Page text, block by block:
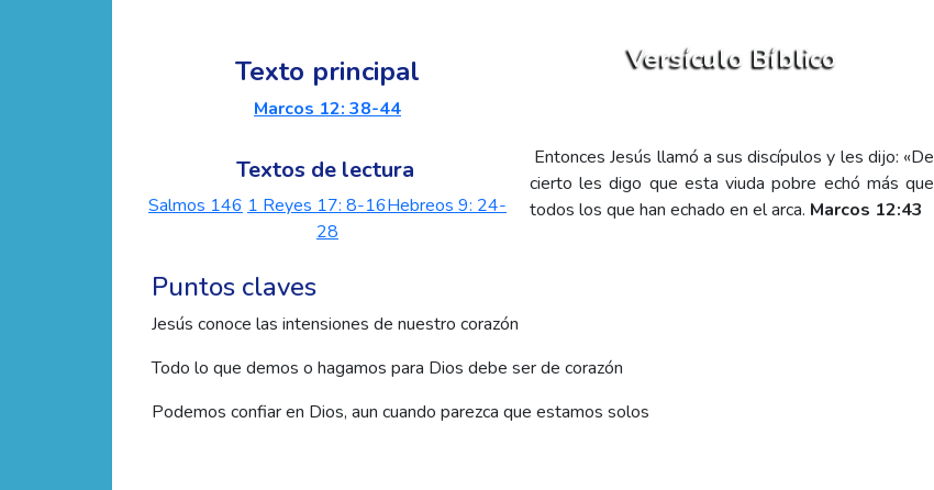
Texto principal
Marcos 12: 38-44
Textos de lectura
Salmos 1461 Reyes 17: 8-16Hebreos 9: 24-
28
Versículo Bíblico
Entonces Jesús llamó a sus discípulos y les dijo: «De
cierto les digo que esta viuda pobre echó más que
todos los que han echado en el arca. Marcos 12:43
Puntos claves
Jesús conoce las intensiones de nuestro corazón
Todo lo que demos o hagamos para Dios debe ser de corazón
Podemos confiar en Dios, aun cuando parezca que estamos solos